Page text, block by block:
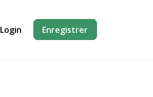
Login Enregistrer